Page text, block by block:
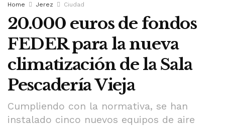
Home Jerez Ciudad
20.000 euros de fondos
FEDER para la nueva
climatización de la Sala
Pescadería Vieja
Cumpliendo con la normativa, se han
instalado cinco nuevos equipos de aire